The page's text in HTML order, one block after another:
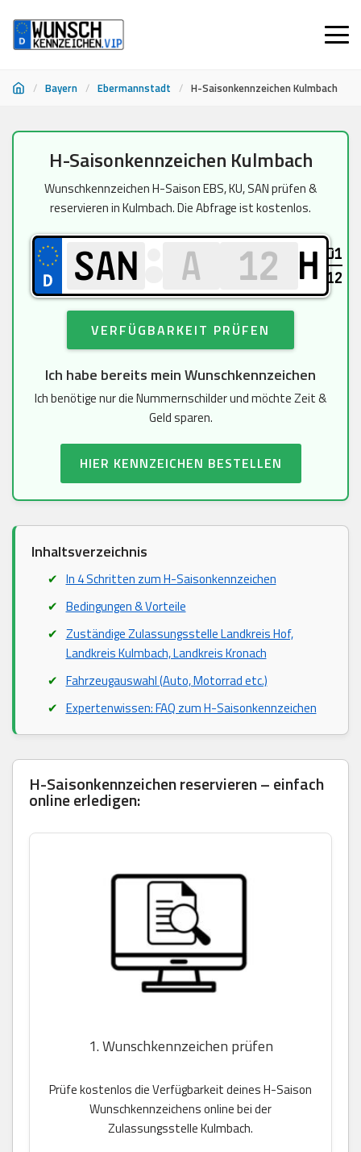
/ Bayern / Ebermannstadt / H-Saisonkennzeichen Kulmbach
springen
H-Saisonkennzeichen Kulmbach
Wunschkennzeichen H-Saison EBS, KU, SAN prüfen &
reservieren in Kulmbach. Die Abfrage ist kostenlos.
H
01
12
VERFÜGBARKEIT PRÜFEN
Ich habe bereits mein Wunschkennzeichen
Ich benötige nur die Nummernschilder und möchte Zeit &
Geld sparen.
HIER KENNZEICHEN BESTELLEN
Inhaltsverzeichnis
In 4 Schritten zum H-Saisonkennzeichen
Bedingungen & Vorteile
Zuständige Zulassungsstelle Landkreis Hof,
Landkreis Kulmbach, Landkreis Kronach
Fahrzeugauswahl (Auto, Motorrad etc.)
Expertenwissen: FAQ zum H-Saisonkennzeichen
H-Saisonkennzeichen reservieren – einfach
online erledigen:
1. Wunschkennzeichen prüfen
Prüfe kostenlos die Verfügbarkeit deines H-Saison
Wunschkennzeichens online bei der
Zulassungsstelle Kulmbach.